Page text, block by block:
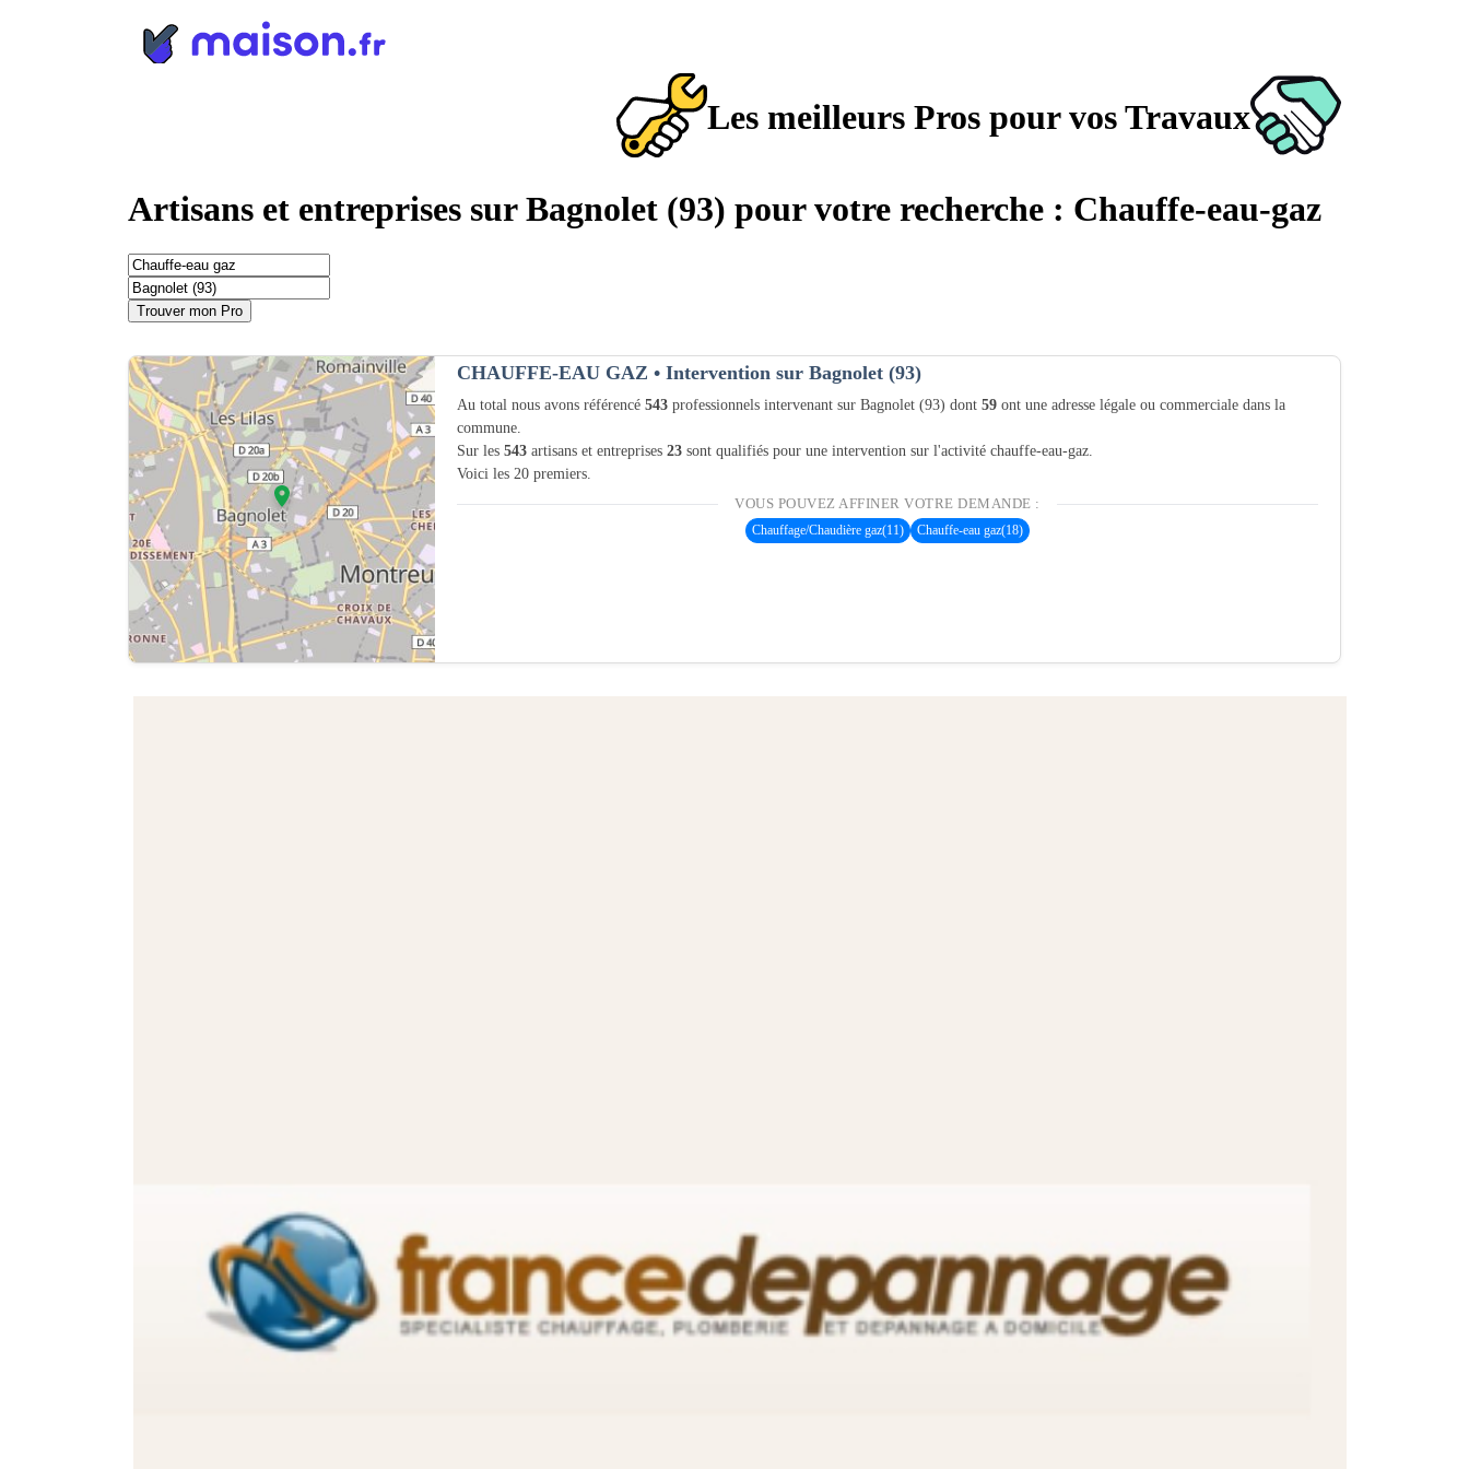
Les meilleurs Pros pour vos Travaux
Artisans et entreprises sur Bagnolet (93) pour votre recherche : Chauffe-eau-gaz
Trouver mon Pro
CHAUFFE-EAU GAZ • Intervention sur Bagnolet (93)
Au total nous avons référencé 543 professionnels intervenant sur Bagnolet (93) dont 59 ont une adresse légale ou commerciale dans la
commune.
Sur les 543 artisans et entreprises 23 sont qualifiés pour une intervention sur l'activité chauffe-eau-gaz.
Voici les 20 premiers.
VOUS POUVEZ AFFINER VOTRE DEMANDE :
Chauffage/Chaudière gaz(11) Chauffe-eau gaz(18)